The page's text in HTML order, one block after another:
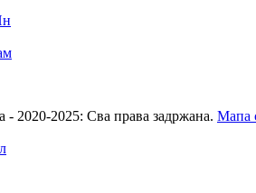
- 2020-2025: Сва права задржана. Мапа